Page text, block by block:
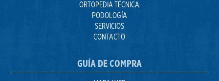
ORTOPEDIA TÉCNICA
PODOLOGÍA
SERVICIOS
CONTACTO
GUÍA DE COMPRA